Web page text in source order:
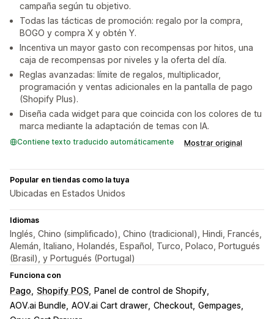
campaña según tu objetivo.
Todas las tácticas de promoción: regalo por la compra,
BOGO y compra X y obtén Y.
Incentiva un mayor gasto con recompensas por hitos, una
caja de recompensas por niveles y la oferta del día.
Reglas avanzadas: límite de regalos, multiplicador,
programación y ventas adicionales en la pantalla de pago
(Shopify Plus).
Diseña cada widget para que coincida con los colores de tu
marca mediante la adaptación de temas con IA.
Contiene texto traducido automáticamente Mostrar original
Popular en tiendas como la tuya
Ubicadas en Estados Unidos
Idiomas
Inglés, Chino (simplificado), Chino (tradicional), Hindi, Francés,
Alemán, Italiano, Holandés, Español, Turco, Polaco, Portugués
(Brasil), y Portugués (Portugal)
Funciona con
Pago Shopify POS
Panel de control de Shopify
AOV.ai Bundle AOV.ai Cart drawer Checkout Gempages